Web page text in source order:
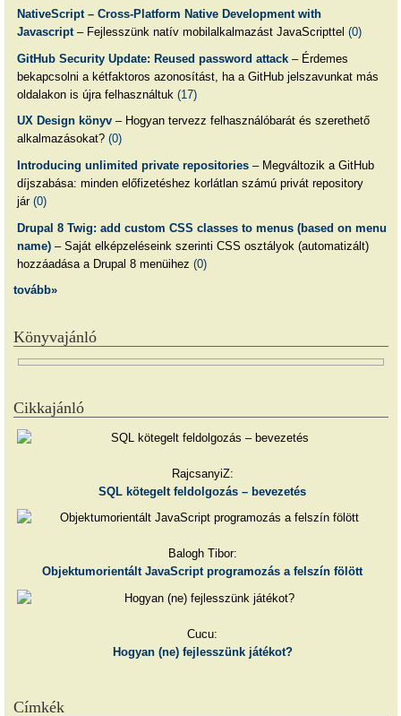
NativeScript – Cross-Platform Native Development with
Javascript– Fejlesszünk natív mobilalkalmazást JavaScripttel (0)
GitHub Security Update: Reused password attack– Érdemes
bekapcsolni a kétfaktoros azonosítást, ha a GitHub jelszavunkat más
oldalakon is újra felhasználtuk (17)
UX Design könyv– Hogyan tervezz felhasználóbarát és szerethető
alkalmazásokat? (0)
Introducing unlimited private repositories– Megváltozik a GitHub
díjszabása: minden előfizetéshez korlátlan számú privát repository
jár (0)
Drupal 8 Twig: add custom CSS classes to menus (based on menu
name)– Saját elképzeléseink szerinti CSS osztályok (automatizált)
hozzáadása a Drupal 8 menüihez (0)
tovább»
Könyvajánló
Cikkajánló
RajcsanyiZ:
SQL kötegelt feldolgozás – bevezetés
Balogh Tibor:
Objektumorientált JavaScript programozás a felszín fölött
Cucu:
Hogyan (ne) fejlesszünk játékot?
Címkék